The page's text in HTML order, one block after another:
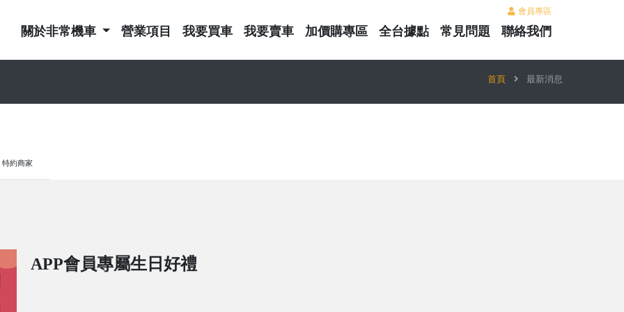
會員專區
關於非常機車 營業項目 我要買車 我要賣車 加價購專區 全台據點 常見問題 聯絡我們
首頁 最新消息
特約商家
APP會員專屬生日好禮